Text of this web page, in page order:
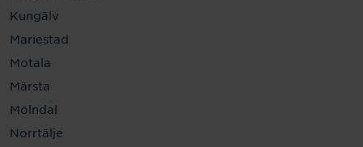
Kungälv
Mariestad
Motala
Märsta
Mölndal
Norrtälje